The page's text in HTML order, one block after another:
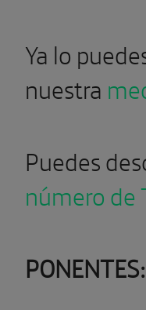
Ya lo
nuestra
Puedes
número de
PONENTES: